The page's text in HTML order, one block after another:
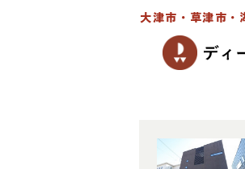
大津市・草津市・